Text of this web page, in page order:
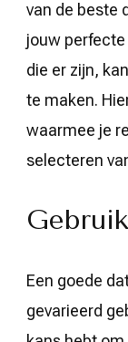
van de beste
jouw
die er zijn,
te maken.
waarmee je
selecteren
Een goede
gevarieerd